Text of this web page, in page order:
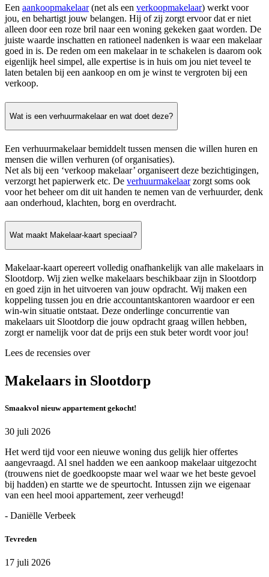
Een aankoopmakelaar(net als een verkoopmakelaar) werkt voor
jou, en behartigt jouw belangen. Hij of zij zorgt ervoor dat er niet
alleen door een roze bril naar een woning gekeken gaat worden. De
juiste waarde inschatten en rationeel nadenken is waar een makelaar
goed in is. De reden om een makelaar in te schakelen is daarom ook
eigenlijk heel simpel, alle expertise is in huis om jou niet teveel te
laten betalen bij een aankoop en om je winst te vergroten bij een
verkoop.
Wat is een verhuurmakelaar en wat doet deze?
Een verhuurmakelaar bemiddelt tussen mensen die willen huren en
mensen die willen verhuren (of organisaties).
Net als bij een ‘verkoop makelaar’ organiseert deze bezichtigingen,
verzorgt het papierwerk etc. De verhuurmakelaarzorgt soms ook
voor het beheer om dit uit handen te nemen van de verhuurder, denk
aan onderhoud, klachten, borg en overdracht.
Wat maakt Makelaar-kaart speciaal?
Makelaar-kaart opereert volledig onafhankelijk van alle makelaars in
Slootdorp. Wij zien welke makelaars beschikbaar zijn in Slootdorp
en goed zijn in het uitvoeren van jouw opdracht. Wij maken een
koppeling tussen jou en drie accountantskantoren waardoor er een
win-win situatie ontstaat. Deze onderlinge concurrentie van
makelaars uit Slootdorp die jouw opdracht graag willen hebben,
zorgt er namelijk voor dat de prijs een stuk beter wordt voor jou!
Lees de recensies over
Makelaars in Slootdorp
Smaakvol nieuw appartement gekocht!
30 juli 2026
Het werd tijd voor een nieuwe woning dus gelijk hier offertes
aangevraagd. Al snel hadden we een aankoop makelaar uitgezocht
(trouwens niet de goedkoopste maar wel waar we het beste gevoel
bij hadden) en startte we de speurtocht. Intussen zijn we eigenaar
van een heel mooi appartement, zeer verheugd!
- Daniëlle Verbeek
Tevreden
17 juli 2026